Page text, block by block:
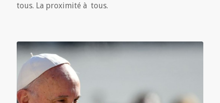
tous. La proximité à tous.